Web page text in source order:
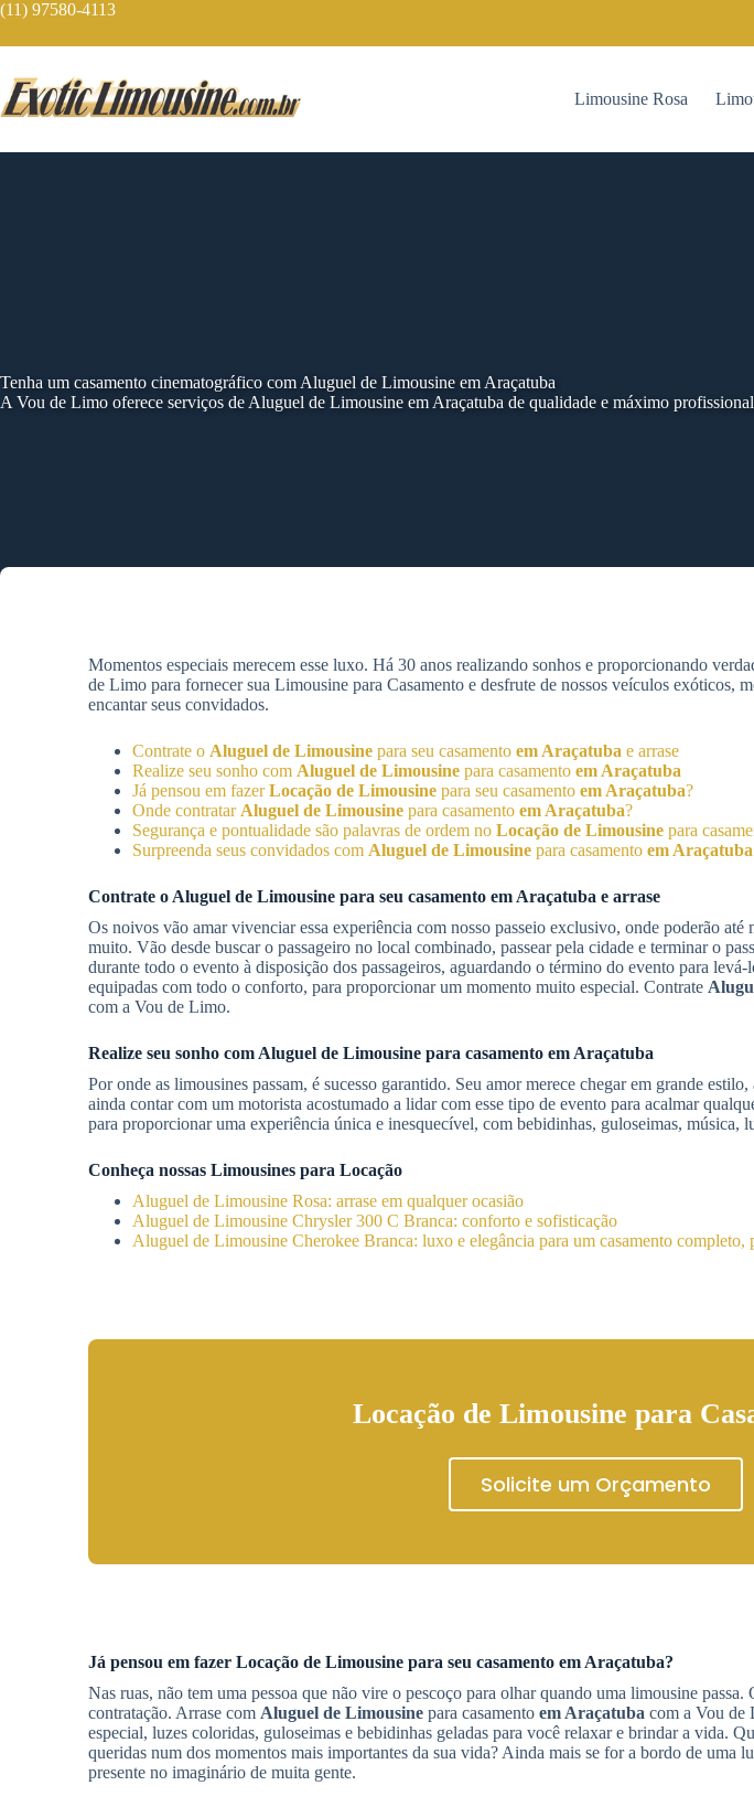
Skip
content
(11) 97580-4113
Limousine Rosa
Tenha um casamento cinematográfico com Aluguel de Limousine em Araçatuba
A Vou de Limo oferece serviços de Aluguel de Limousine em Araçatuba de qualidade e máximo
Momentos especiais merecem esse luxo. Há 30 anos realizando sonhos e proporcionando
de Limo para fornecer sua Limousine para Casamento e desfrute de nossos veículos exóticos,
encantar seus convidados.
Contrate o Aluguel de Limousine para seu casamento em Araçatuba e arrase
Realize seu sonho com Aluguel de Limousine para casamento em Araçatuba
Já pensou em fazerLocação de Limousine para seu casamento em Araçatuba?
Onde contratar Aluguel de Limousine para casamento em Araçatuba?
Segurança e pontualidade são palavras de ordem no Locação de Limousine para
Surpreenda seus convidados com Aluguel de Limousine para casamento em Araçatuba
Contrate o Aluguel de Limousine para seu casamento em Araçatuba e arrase
Os noivos vão amar vivenciar essa experiência com nosso passeio exclusivo, onde poderão
muito. Vão desde buscar o passageiro no local combinado, passear pela cidade e terminar o
durante todo o evento à disposição dos passageiros, aguardando o término do evento para
equipadas com todo o conforto, para proporcionar um momento muito especial. Contrate
com a Vou de Limo.
Realize seu sonho com Aluguel de Limousine para casamento em Araçatuba
Por onde as limousines passam, é sucesso garantido. Seu amor merece chegar em grande
ainda contar com um motorista acostumado a lidar com esse tipo de evento para acalmar
para proporcionar uma experiência única e inesquecível, com bebidinhas, guloseimas, música,
Conheça nossas Limousines para Locação
Aluguel de Limousine Rosa: arrase em qualquer ocasião
Aluguel de Limousine Chrysler 300 C Branca: conforto e sofisticação
Aluguel de Limousine Cherokee Branca: luxo e elegância para um casamento completo,
Locação de Limousine para
Solicite um Orçamento
Já pensou em fazer Locação de Limousine para seu casamento em Araçatuba?
Nas ruas, não tem uma pessoa que não vire o pescoço para olhar quando uma limousine
contratação. Arrase com Aluguel de Limousine para casamento em Araçatuba com a Vou de
especial, luzes coloridas, guloseimas e bebidinhas geladas para você relaxar e brindar a vida.
queridas num dos momentos mais importantes da sua vida? Ainda mais se for a bordo de uma
presente no imaginário de muita gente.